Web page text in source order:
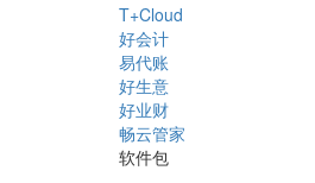
T+Cloud
好会计
易代账
好生意
好业财
畅云管家
软件包